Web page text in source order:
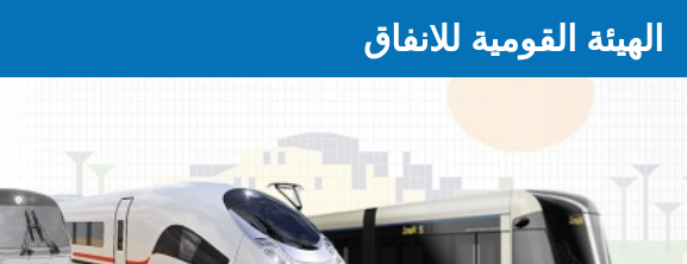
الهيئة القومية للانفاق